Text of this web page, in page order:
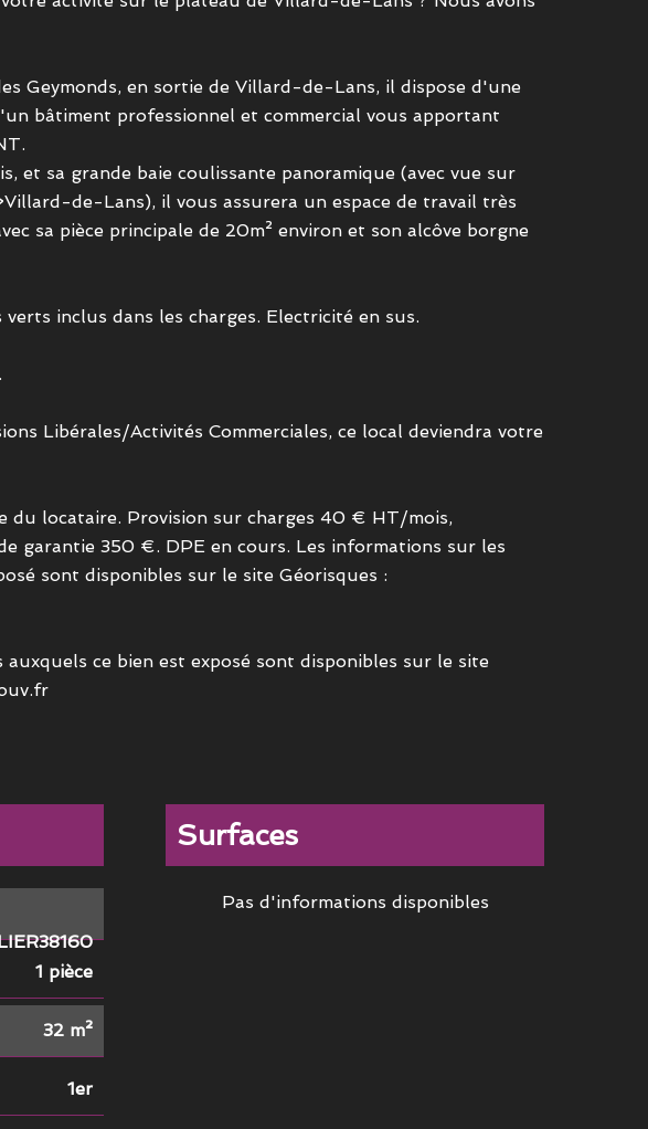
Geymonds, en sortie de Villard-de-Lans, il dispose d'une
bâtiment professionnel et commercial vous apportant
et sa grande baie coulissante panoramique (avec vue sur
de-Lans), il vous assurera un espace de travail très
sa pièce principale de 20m² environ et son alcôve borgne
inclus dans les charges. Electricité en sus.
Libérales/Activités Commerciales, ce local deviendra votre
du locataire. Provision sur charges 40 € HT/mois,
garantie 350 €. DPE en cours. Les informations sur les
sont disponibles sur le site Géorisques :
ce bien est exposé sont disponibles sur le site
1 pièce
32 m²
1er
Surfaces
Pas d'informations disponibles